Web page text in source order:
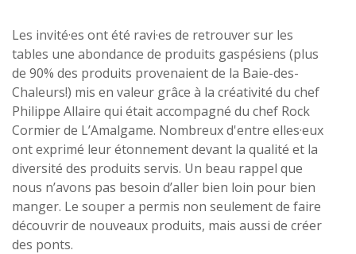
Les invité·es ont été ravi·es de retrouver sur les
tables une abondance de produits gaspésiens (plus
de 90% des produits provenaient de la Baie-des-
Chaleurs!) mis en valeur grâce à la créativité du chef
Philippe Allaire qui était accompagné du chef Rock
Cormier de L’Amalgame. Nombreux d'entre elles·eux
ont exprimé leur étonnement devant la qualité et la
diversité des produits servis. Un beau rappel que
nous n’avons pas besoin d’aller bien loin pour bien
manger. Le souper a permis non seulement de faire
découvrir de nouveaux produits, mais aussi de créer
des ponts.